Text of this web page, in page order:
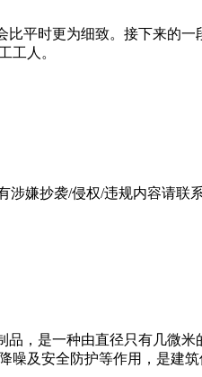
平时更为细致。接下来的
工人。
嫌抄袭/侵权/违规内容请联系
，是一种由直径只有几微
噪及安全防护等作用，是建筑